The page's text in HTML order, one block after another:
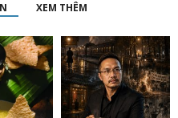
XEM THÊM